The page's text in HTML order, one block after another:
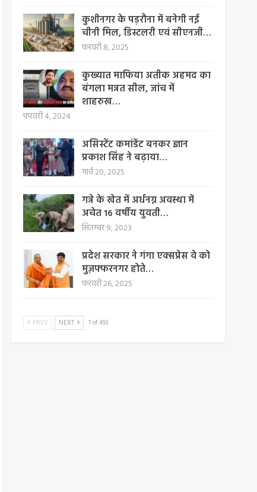
कुशीनगर के पड़रौना में बनेगी नई
चीनी मिल, डिस्टलरी एवं सीएनजी…
फरवरी 8, 2025
कुख्यात माफिया अतीक अहमद का
बंगला मन्नत सील, जांच में
शाहरुख…
फरवरी 4, 2024
असिस्टेंट कमांडेंट बनकर ज्ञान
प्रकाश सिंह ने बढ़ाया…
मार्च 20, 2025
गन्ने के खेत में अर्धनग्न अवस्था में
अचेत 16 वर्षीय युवती…
सितम्बर 9, 2023
प्रदेश सरकार ने गंगा एक्सप्रेस वे को
मुज़फ्फरनगर होते…
फरवरी 26, 2025
PREV NEXT 1 of 493